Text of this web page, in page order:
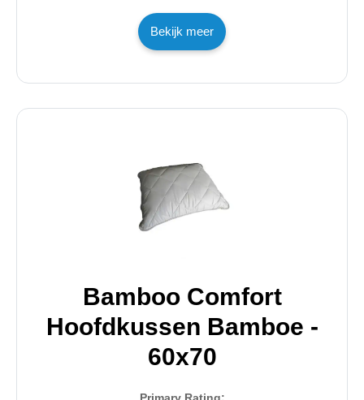
Bekijk meer
Bamboo Comfort
Hoofdkussen Bamboe -
60x70
Primary Rating: